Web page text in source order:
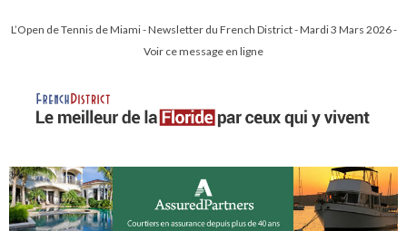
L’Open de Tennis de Miami - Newsletter du French District - Mardi 3 Mars 2026 -
Voir ce message en ligne